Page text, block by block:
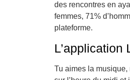
des rencontres en
femmes, 71%
plateforme.
Tu aimes la musique,